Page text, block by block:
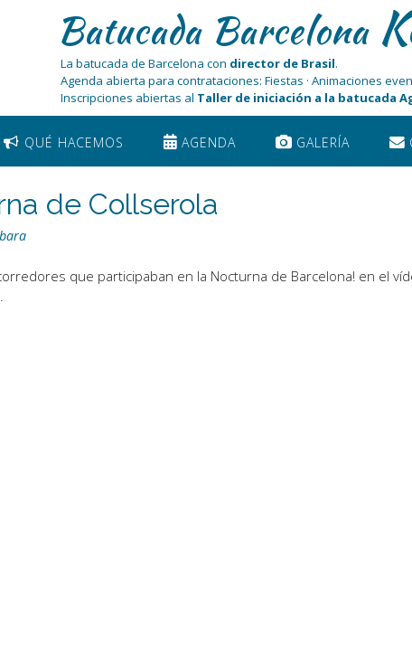
Batucada Barcelona
La batucada de Barcelona con director de Brasil.
Agenda abierta para contrataciones: Fiestas · Animaciones
Inscripciones abiertas al Taller de iniciación a la batucada
QUÉ HACEMOS AGENDA GALERÍA
de Collserola
que participaban en la Nocturna de Barcelona! en el